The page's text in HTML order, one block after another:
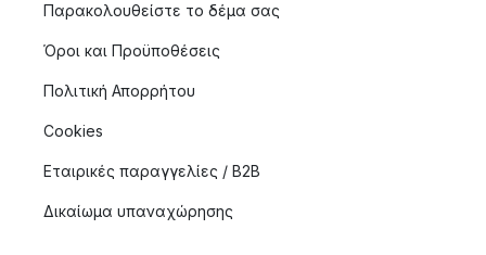
Παρακολουθείστε το δέμα σας
Όροι και Προϋποθέσεις
Πολιτική Απορρήτου
Cookies
Εταιρικές παραγγελίες / B2B
Δικαίωμα υπαναχώρησης